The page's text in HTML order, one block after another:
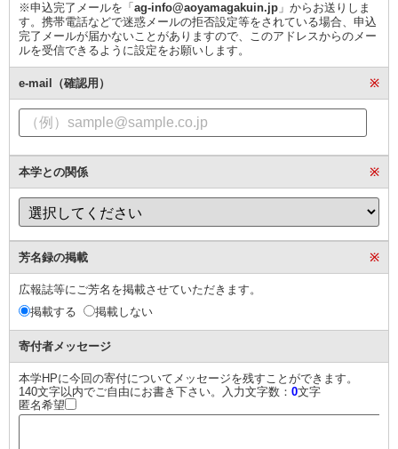
※申込完了メールを「 ag-info@aoyamagakuin.jp 」からお送りしま
す。携帯電話などで迷惑メールの拒否設定等をされている場合、申込
完了メールが届かないことがありますので、このアドレスからのメー
ルを受信できるように設定をお願いします。
e-mail（確認用） ※
本学との関係 ※
芳名録の掲載 ※
広報誌等にご芳名を掲載させていただきます。
掲載する
掲載しない
寄付者メッセージ
本学HPに今回の寄付についてメッセージを残すことができます。
140文字以内でご自由にお書き下さい。入力文字数： 0文字
匿名希望